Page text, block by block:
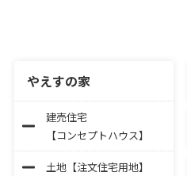
やえすの家
建売住宅
【コンセプトハウス】
土地【注文住宅用地】